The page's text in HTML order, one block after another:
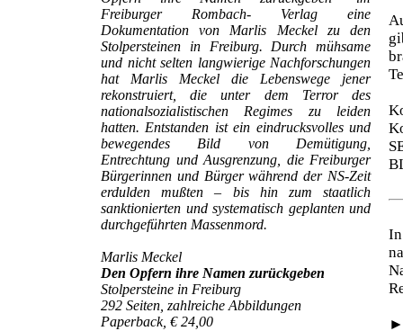
Freiburger Rombach- Verlag eine
Dokumentation von Marlis Meckel zu den
Stolpersteinen in Freiburg. Durch mühsame
und nicht selten langwierige Nachforschungen
hat Marlis Meckel die Lebenswege jener
rekonstruiert, die unter dem Terror des
nationalsozialistischen Regimes zu leiden
hatten. Entstanden ist ein eindrucksvolles und
bewegendes Bild von Demütigung,
Entrechtung und Ausgrenzung, die Freiburger
Bürgerinnen und Bürger während der NS-Zeit
erdulden mußten – bis hin zum staatlich
sanktionierten und systematisch geplanten und
durchgeführten Massenmord.
Marlis Meckel
Den Opfern ihre Namen zurückgeben
Stolpersteine in Freiburg
292 Seiten, zahlreiche Abbildungen
Paperback, € 24,00